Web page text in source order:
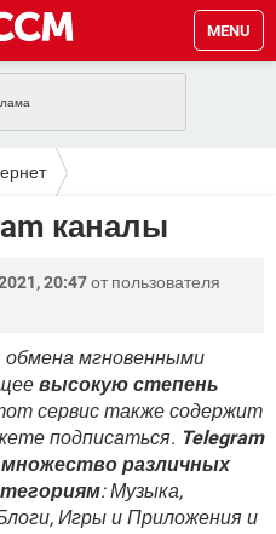
MENU
FACEBOOK
WINDOWS 10
TELEGRAM
INSTAGRAM
ИГРЫ
GOOGLE
ВКОНТАКТЕ
GOOGLE
INSTAGRAM
ИГРЫ
ВКОНТАКТЕ
GOOGLE
TELEGRAM
INSTAGRAM
ИГРЫ
ВКОНТАКТЕ
каналы
20:47от пользователя
мгновенными
высокую степень
сервис также содержит
подписаться. Telegram
различных
: Музыка,
Игры и Приложения и